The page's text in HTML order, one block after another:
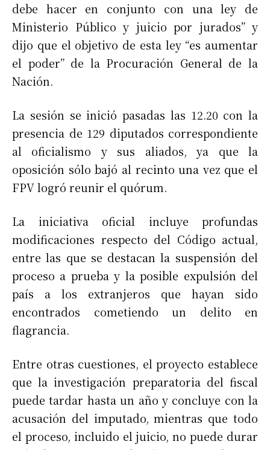
debe hacer en conjunto con una ley de
Ministerio Público y juicio por jurados” y
dijo que el objetivo de esta ley “es aumentar
el poder” de la Procuración General de la
Nación.
La sesión se inició pasadas las 12.20 con la
presencia de 129 diputados correspondiente
al oficialismo y sus aliados, ya que la
oposición sólo bajó al recinto una vez que el
FPV logró reunir el quórum.
La iniciativa oficial incluye profundas
modificaciones respecto del Código actual,
entre las que se destacan la suspensión del
proceso a prueba y la posible expulsión del
país a los extranjeros que hayan sido
encontrados cometiendo un delito en
flagrancia.
Entre otras cuestiones, el proyecto establece
que la investigación preparatoria del fiscal
puede tardar hasta un año y concluye con la
acusación del imputado, mientras que todo
el proceso, incluido el juicio, no puede durar